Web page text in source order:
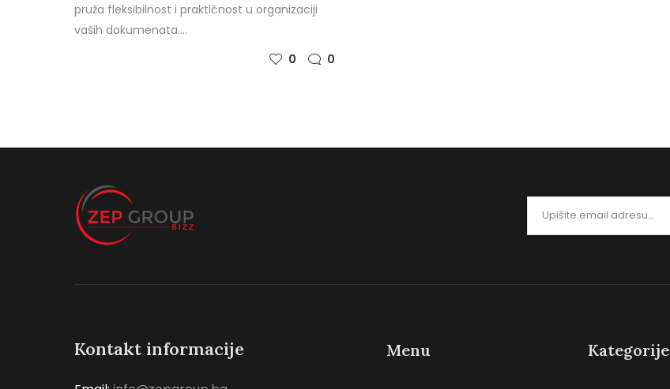
pruža fleksibilnost i praktičnost u organizaciji
vaših dokumenata.…
0
0
Kontakt informacije Menu Kategorije